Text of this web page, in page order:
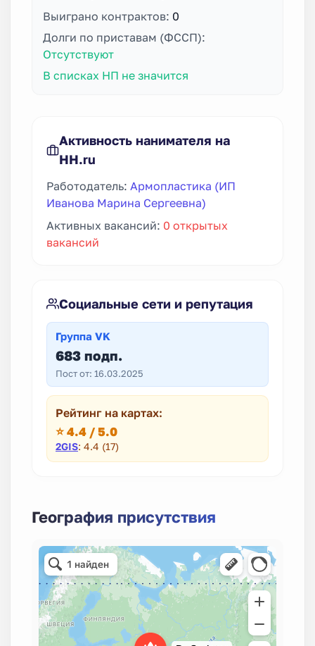
Выиграно контрактов: 0
Долги по приставам (ФССП):
Отсутствуют
В списках НП не значится
Активность нанимателя на
HH.ru
Работодатель: Армопластика (ИП
Иванова Марина Сергеевна)
Активных вакансий: 0 открытых
вакансий
Социальные сети и репутация
Группа VK
683 подп.
Пост от: 16.03.2025
Рейтинг на картах:
⭐ 4.4 / 5.0
2GIS: 4.4 (17)
География присутствия